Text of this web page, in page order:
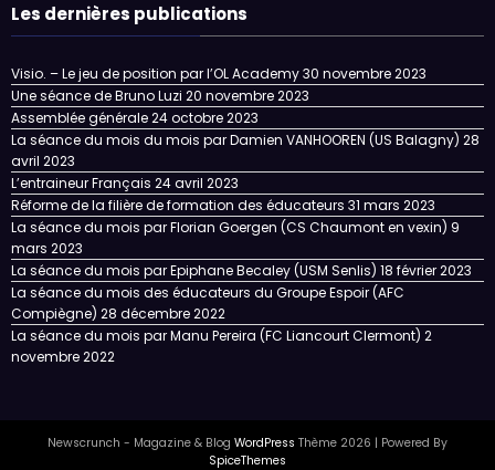
Les dernières publications
Visio. – Le jeu de position par l’OL Academy30 novembre 2023
Une séance de Bruno Luzi 20 novembre 2023
Assemblée générale24 octobre 2023
La séance du mois du mois par Damien VANHOOREN (US Balagny) 28
avril 2023
L’entraineur Français 24 avril 2023
Réforme de la filière de formation des éducateurs 31 mars 2023
La séance du mois par Florian Goergen (CS Chaumont en vexin) 9
mars 2023
La séance du mois par Epiphane Becaley (USM Senlis) 18 février 2023
La séance du mois des éducateurs du Groupe Espoir (AFC
Compiègne) 28 décembre 2022
La séance du mois par Manu Pereira (FC Liancourt Clermont) 2
novembre 2022
Newscrunch - Magazine & Blog WordPress Thème 2026 | Powered By
SpiceThemes